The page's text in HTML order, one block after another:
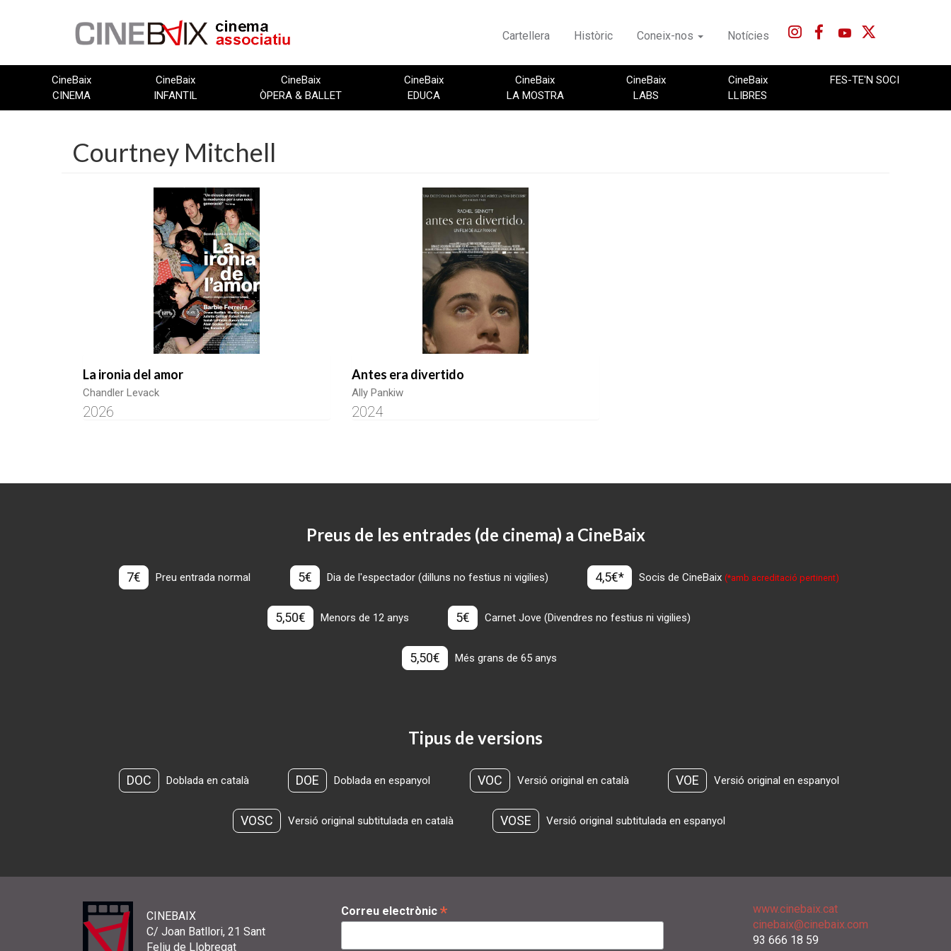
Cartellera Històric Coneix-nos Notícies
CineBaix
CINEMA
CineBaix
INFANTIL
CineBaix
ÒPERA & BALLET
CineBaix
EDUCA
CineBaix
LA MOSTRA
CineBaix
LABS
CineBaix
LLIBRES
FES-TE'N SOCI
Courtney Mitchell
La ironia del amor
Chandler Levack
2026
Antes era divertido
Ally Pankiw
2024
Preus de les entrades (de cinema) a CineBaix
7€ Preu entrada normal 5€ Dia de l'espectador (dilluns no festius ni vigilies) 4,5€* Socis de CineBaix(*amb acreditació pertinent)
5,50€ Menors de 12 anys 5€ Carnet Jove (Divendres no festius ni vigilies)
5,50€ Més grans de 65 anys
Tipus de versions
DOC Doblada en català DOE Doblada en espanyol VOC Versió original en català VOE Versió original en espanyol
VOSC Versió original subtitulada en català VOSE Versió original subtitulada en espanyol
CINEBAIX
C/ Joan Batllori, 21 Sant
Feliu de Llobregat
Correu electrònic *
www.cinebaix.cat
cinebaix@cinebaix.com
93 666 18 59